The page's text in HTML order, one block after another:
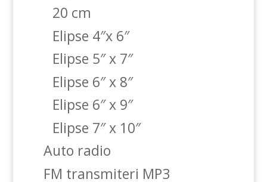
20 cm
Elipse 4″x 6″
Elipse 5″ x 7″
Elipse 6″ x 8″
Elipse 6″ x 9″
Elipse 7″ x 10″
Auto radio
FM transmiteri MP3